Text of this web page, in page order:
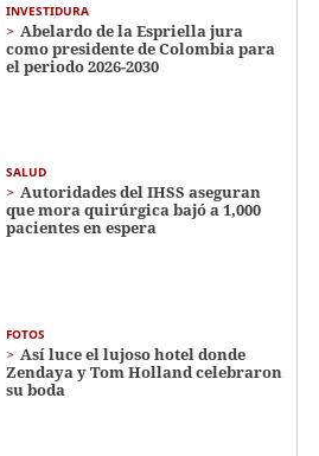
INVESTIDURA
Abelardo de la Espriella jura
como presidente de Colombia para
el periodo 2026-2030
SALUD
Autoridades del IHSS aseguran
que mora quirúrgica bajó a 1,000
pacientes en espera
FOTOS
Así luce el lujoso hotel donde
Zendaya y Tom Holland celebraron
su boda